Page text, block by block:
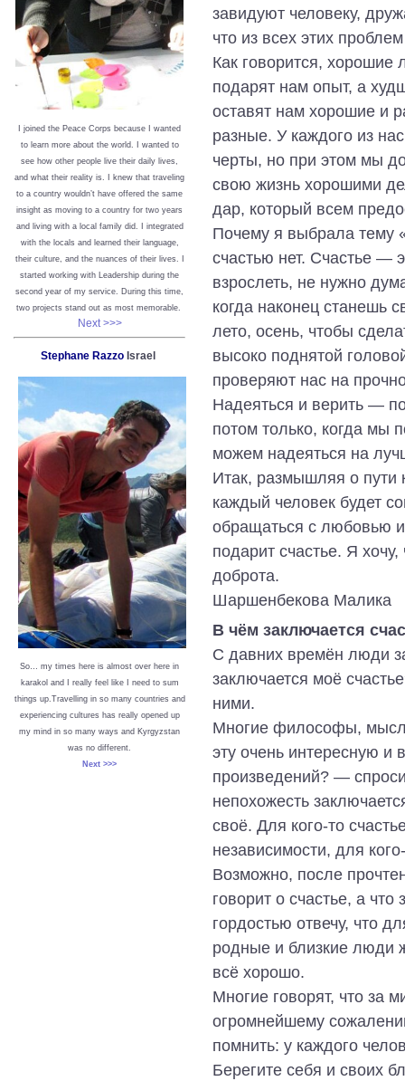
I joined the Peace Corps because I wanted
to learn more about the world. I wanted to
see how other people live their daily lives,
and what their reality is. I knew that traveling
to a country wouldn’t have offered the same
insight as moving to a country for two years
and living with a local family did. I integrated
with the locals and learned their language,
their culture, and the nuances of their lives. I
started working with Leadership during the
second year of my service. During this time,
two projects stand out as most memorable.
Next >>>
Stephane Razzo Israel
So… my times here is almost over here in
karakol and I really feel like I need to sum
things up.Travelling in so many countries and
experiencing cultures has really opened up
my mind in so many ways and Kyrgyzstan
was no different.
Next >>>
завидуют человеку,
что из всех этих
Как говорится,
подарят нам опыт, а
оставят нам хорошие и
разные. У каждого из
черты, но при этом мы
свою жизнь хорошими
дар, который всем
Почему я выбрала тему
счастью нет. Счастье ―
взрослеть, не нужно
когда наконец станешь
лето, осень, чтобы
высоко поднятой
проверяют нас на
Надеяться и верить ―
потом только, когда мы
можем надеяться на
Итак, размышляя о пути
каждый человек будет
обращаться с любовью
подарит счастье. Я
доброта.
Шаршенбекова Малика
В чём заключается
С давних времён люди
заключается моё
ними.
Многие философы,
эту очень интересную и
произведений? ―
непохожесть
своё. Для кого-то
независимости, для
Возможно, после
говорит о счастье, а
гордостью отвечу, что
родные и близкие люди
всё хорошо.
Многие говорят, что за
огромнейшему
помнить: у каждого
Берегите себя и своих